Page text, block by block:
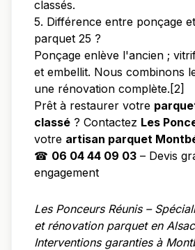
classés.
5. Différence entre ponçage
parquet 25 ?
Ponçage enlève l'ancien ;
et embellit. Nous combinons
une rénovation complète.[2]
Prêt à restaurer votre
classé ? Contactez Les
votre artisan parquet
☎ 06 04 44 09 03 – Devis
engagement
Les Ponceurs Réunis –
et rénovation parquet en
Interventions garanties à